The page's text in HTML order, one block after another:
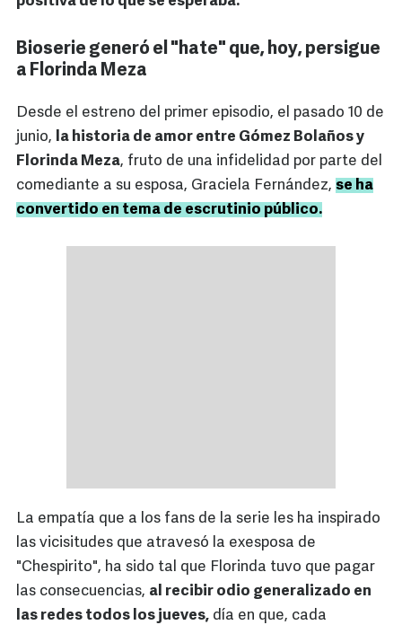
Bioserie generó el "hate" que, hoy, persigue
a Florinda Meza
Desde el estreno del primer episodio, el pasado 10 de
junio, la historia de amor entre Gómez Bolaños y
Florinda Meza, fruto de una infidelidad por parte del
comediante a su esposa, Graciela Fernández, se ha
convertido en tema de escrutinio público.
La empatía que a los fans de la serie les ha inspirado
las vicisitudes que atravesó la exesposa de
"Chespirito", ha sido tal que Florinda tuvo que pagar
las consecuencias, al recibir odio generalizado en
las redes todos los jueves, día en que, cada